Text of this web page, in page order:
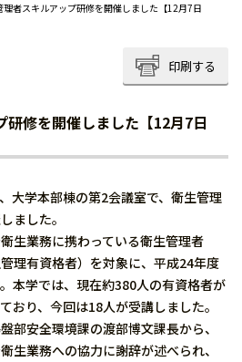
理者スキルアップ研修を開催しました【12月7日
印刷する
研修を開催しました【12月7日
大学本部棟の第2会議室で、衛生管理
ました。
生業務に携わっている衛生管理者
理有資格者）を対象に、平成24年度
本学では、現在約380人の有資格者が
おり、今回は18人が受講しました。
部安全環境課の渡部博文課長から、
生業務への協力に謝辞が述べられ、